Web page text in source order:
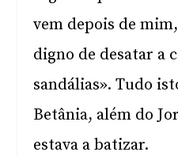
vem depois de
digno de desatar a
sandálias». Tudo
Betânia, além do
estava a batizar.